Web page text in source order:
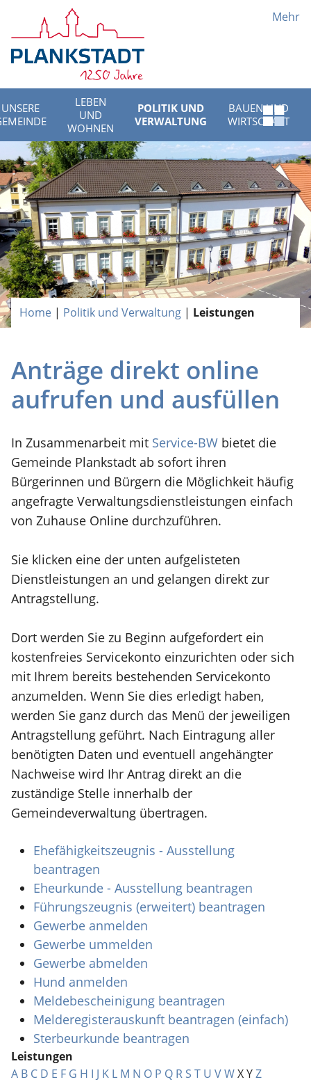
Mehr
UNSERE
LEBEN
UND
WOHNEN
POLITIK UND
VERWALTUNG
BAUEN UND
WIRTSCHAFT
Menü
öffnen
Home | Politik und Verwaltung | Leistungen
Anträge direkt online
aufrufen und ausfüllen
In Zusammenarbeit mit Service-BW bietet die
Gemeinde Plankstadt ab sofort ihren
Bürgerinnen und Bürgern die Möglichkeit häufig
angefragte Verwaltungsdienstleistungen einfach
von Zuhause Online durchzuführen.
Sie klicken eine der unten aufgelisteten
Dienstleistungen an und gelangen direkt zur
Antragstellung.
Dort werden Sie zu Beginn aufgefordert ein
kostenfreies Servicekonto einzurichten oder sich
mit Ihrem bereits bestehenden Servicekonto
anzumelden. Wenn Sie dies erledigt haben,
werden Sie ganz durch das Menü der jeweiligen
Antragstellung geführt. Nach Eintragung aller
benötigten Daten und eventuell angehängter
Nachweise wird Ihr Antrag direkt an die
zuständige Stelle innerhalb der
Gemeindeverwaltung übertragen.
Ehefähigkeitszeugnis - Ausstellung
beantragen
Eheurkunde - Ausstellung beantragen
Führungszeugnis (erweitert) beantragen
Gewerbe anmelden
Gewerbe ummelden
Gewerbe abmelden
Hund anmelden
Meldebescheinigung beantragen
Melderegisterauskunft beantragen (einfach)
Sterbeurkunde beantragen
Leistungen
A B C D E F G H I J K L M N O P Q R S T U VWXYZ